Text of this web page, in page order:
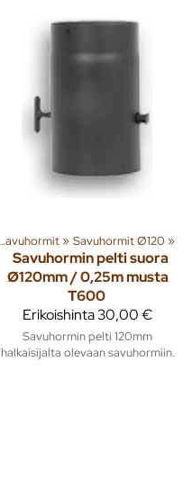
Savuhormit‪» Savuhormit Ø120 ‪»
Savuhormin pelti suora
Ø120mm / 0,25m musta
T600
Erikoishinta30,00 €
Savuhormin pelti 120mm
halkaisijalta olevaan savuhormiin.